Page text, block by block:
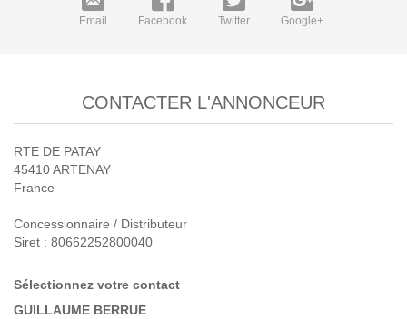
Email Facebook Twitter Google+
CONTACTER L'ANNONCEUR
RTE DE PATAY
45410 ARTENAY
France
Concessionnaire / Distributeur
Siret : 80662252800040
Sélectionnez votre contact
GUILLAUME BERRUE